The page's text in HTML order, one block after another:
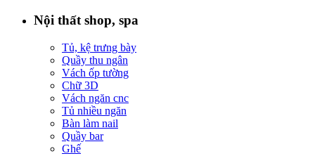
Nội thất shop, spa
Tủ, kệ trưng bày
Quầy thu ngân
Vách ốp tường
Chữ 3D
Vách ngăn cnc
Tủ nhiều ngăn
Bàn làm nail
Quầy bar
Ghế